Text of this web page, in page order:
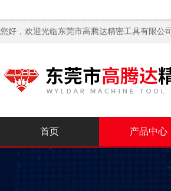
您好，欢迎光临东莞市高腾达精密工具有限公司
首页 产品中心